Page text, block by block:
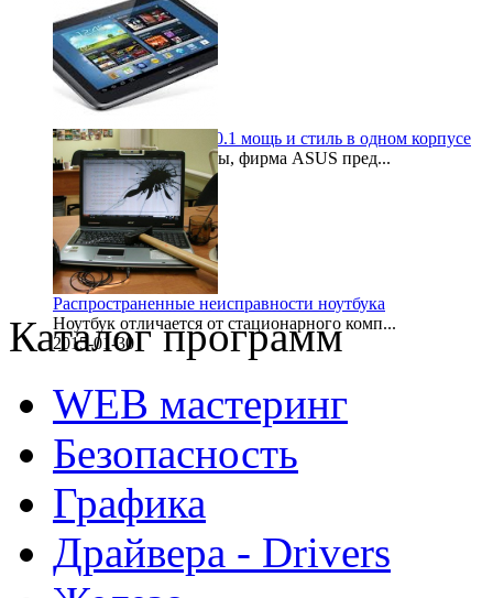
Samsung galaxy note 10.1 мощь и стиль в одном корпусе
После некоторой паузы, фирма ASUS пред...
1999-11-30
Распространенные неисправности ноутбука
Ноутбук отличается от стационарного комп...
2015-01-30
Каталог программ
WEB мастеринг
Безопасность
Графика
Драйвера - Drivers